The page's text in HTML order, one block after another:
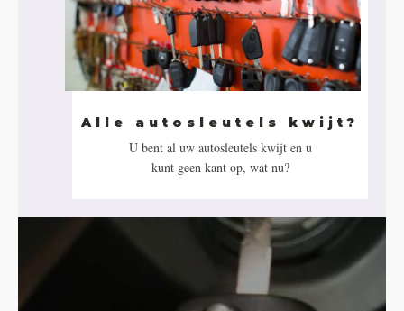
Alle autosleutels kwijt?
U bent al uw autosleutels kwijt en u
kunt geen kant op, wat nu?